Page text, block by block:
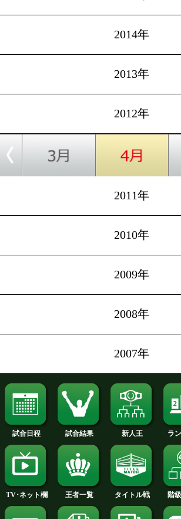
2018年
2016年
2015年
2014年
2013年
2011年
2010年
2009年